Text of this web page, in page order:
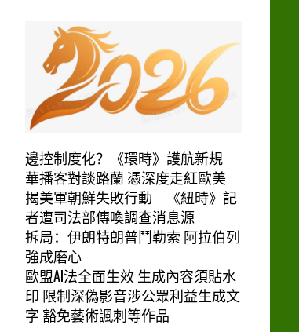
邊控制度化？《環時》護航新規
華播客對談路蘭 憑深度走紅歐美
揭美軍朝鮮失敗行動 《紐時》記
者遭司法部傳喚調查消息源
拆局：伊朗特朗普鬥勒索 阿拉伯列
強成磨心
歐盟AI法全面生效 生成內容須貼水
印 限制深偽影音涉公眾利益生成文
字 豁免藝術諷刺等作品